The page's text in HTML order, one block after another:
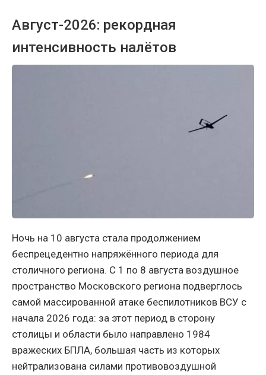
Август-2026: рекордная
интенсивность налётов
Ночь на 10 августа стала продолжением
беспрецедентно напряжённого периода для
столичного региона. С 1 по 8 августа воздушное
пространство Московского региона подверглось
самой массированной атаке беспилотников ВСУ с
начала 2026 года: за этот период в сторону
столицы и области было направлено 1984
вражеских БПЛА, большая часть из которых
нейтрализована силами противовоздушной